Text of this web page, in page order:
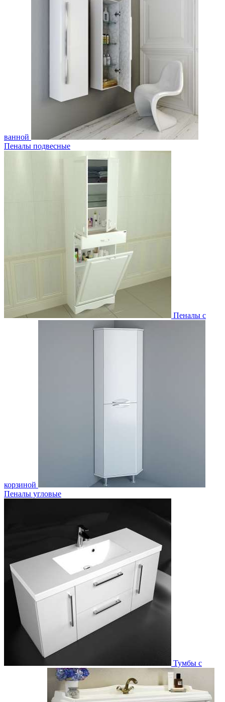
ванной
Пеналы подвесные
Пеналы с
корзиной
Пеналы угловые
Тумбы с